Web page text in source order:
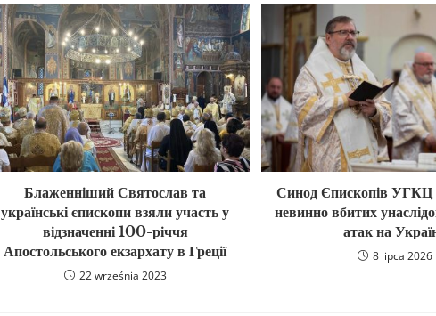
Блаженніший Святослав та
українські єпископи взяли участь у
відзначенні 100-річчя
Апостольського екзархату в Греції
22 września 2023
Синод Єпископів УГКЦ
невинно вбитих
атак на
8 lipca 2026